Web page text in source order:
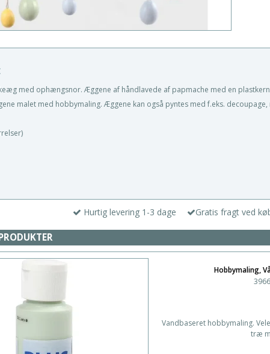
med ophængsnor. Æggene af håndlavede af papmache med en
malet med hobbymaling. Æggene kan også pyntes med f.eks.
Hurtig levering 1-3 dage Gratis fragt ved
Hobbymaling,
Vandbaseret hobbymaling.
træ